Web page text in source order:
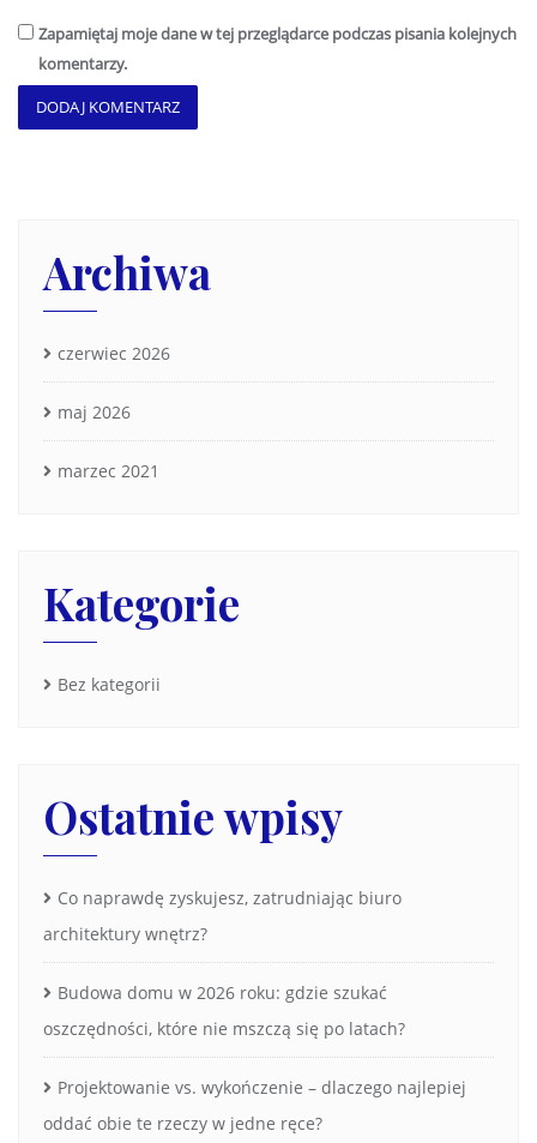
Zapamiętaj moje dane w tej przeglądarce podczas pisania kolejnych
komentarzy.
Archiwa
czerwiec 2026
maj 2026
marzec 2021
Kategorie
Bez kategorii
Ostatnie wpisy
Co naprawdę zyskujesz, zatrudniając biuro
architektury wnętrz?
Budowa domu w 2026 roku: gdzie szukać
oszczędności, które nie mszczą się po latach?
Projektowanie vs. wykończenie – dlaczego najlepiej
oddać obie te rzeczy w jedne ręce?